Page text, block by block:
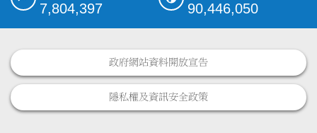
7,804,397 90,446,050
政府網站資料開放宣告
隱私權及資訊安全政策